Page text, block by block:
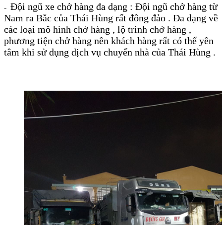
- Đội ngũ xe chở hàng đa dạng : Đội ngũ chở hàng từ
Nam ra Bắc của Thái Hùng rất đông đảo . Đa dạng về
các loại mô hình chở hàng , lộ trình chở hàng ,
phương tiện chở hàng nên khách hàng rất có thể yên
tâm khi sử dụng dịch vụ chuyển nhà của Thái Hùng .